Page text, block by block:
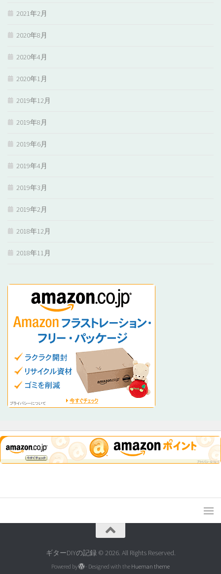
2021年2月
2020年8月
2020年4月
2020年1月
2019年12月
2019年8月
2019年6月
2019年4月
2019年3月
2019年2月
2018年12月
2018年11月
ギターDIYの記録 © 2026. All Rights Reserved.
Powered by - Designed with the Hueman theme